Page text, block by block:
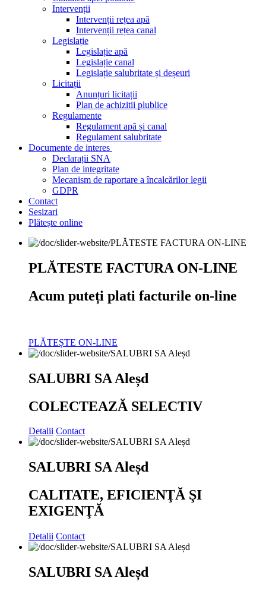
Intervenții
Intervenții rețea apă
Intervenții rețea canal
Legislație
Legislație apă
Legislație canal
Legislație salubritate și deșeuri
Licitații
Anunțuri licitații
Plan de achizitii plublice
Regulamente
Regulament apă și canal
Regulament salubritate
Documente de interes
Declarații SNA
Plan de integritate
Mecanism de raportare a încalcărilor legii
GDPR
Contact
Sesizari
Plătește online
PLĂTESTE FACTURA ON-LINE
Acum puteți plati facturile on-line
PLĂTEȘTE ON-LINE
SALUBRI SA Aleșd
COLECTEAZĂ SELECTIV
Detalii Contact
SALUBRI SA Aleșd
CALITATE, EFICIENŢĂ ŞI
EXIGENŢĂ
Detalii Contact
SALUBRI SA Aleșd